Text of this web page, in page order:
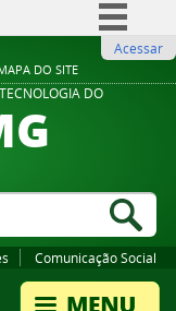
DO SITE
BR
Participe
Legislação
Acessar
DO
Comunicação Social